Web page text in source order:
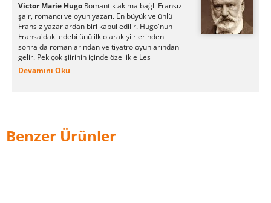
Victor Marie Hugo Romantik akıma bağlı Fransız
şair, romancı ve oyun yazarı. En büyük ve ünlü
Fransız yazarlardan biri kabul edilir. Hugo'nun
Fransa'daki edebi ünü ilk olarak şiirlerinden
sonra da romanlarından ve tiyatro oyunlarından
gelir. Pek çok şiirinin içinde özellikle Les
Contemplations ve La Légende des siècles büyük
cumhuriyet destekçisi oldu. Eserleri zamanının
Devamını Oku
Benzer Ürünler